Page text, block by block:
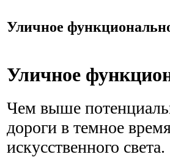
Уличное
Уличное
Чем выше
дороги в темное
искусственного света.